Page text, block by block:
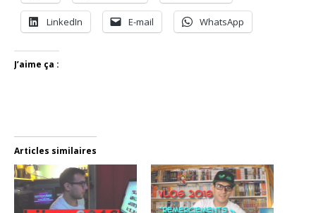
LinkedIn E-mail WhatsApp
J’aime ça :
Articles similaires